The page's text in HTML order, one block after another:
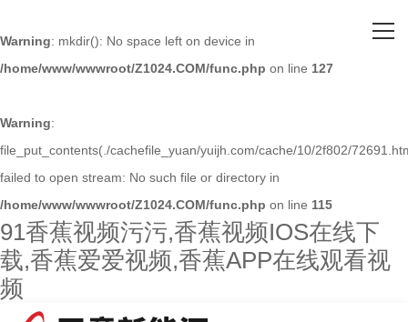
Warning: mkdir(): No space left on device in
/home/www/wwwroot/Z1024.COM/func.php on line 127
Warning:
file_put_contents(./cachefile_yuan/yuijh.com/cache/10/2f802/
failed to open stream: No such file or directory in
/home/www/wwwroot/Z1024.COM/func.php on line 115
91香蕉视频污污,香蕉视频IOS在线下
载,香蕉爱爱视频,香蕉APP在线观看视
频
关于91香蕉视频污污
主营产品
人才招聘
新闻资讯
联系91香蕉视频污污